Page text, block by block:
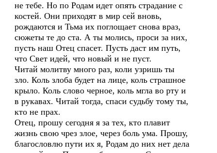
не тебе. Но по Родам идет опять страдание с
костей. Они приходят в мир сей вновь,
рождаются и Тьма их поглощает снова враз,
сюжеты те до ста. А ты молись, проси за них,
пусть наш Отец спасет. Пусть даст им путь,
что Свет идей, что новый и не пуст.
Читай молитву много раз, коли узришь ты
зло. Коль злоба будет на лице, коль страшное
крыло. Коль слово черное, коль мгла во рту и
в рукавах. Читай тогда, спаси судьбу тому ты,
кто не прах.
Отец, прошу сегодня я за тех, кто плавит
жизнь свою чрез злое, через боль ума. Прошу,
благословлю пути их я, Родам до них нет дела